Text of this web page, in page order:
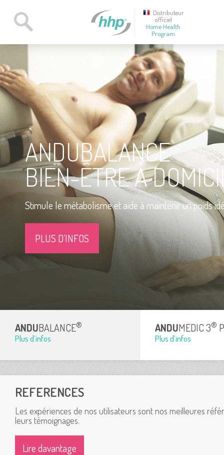
Distributeur
officiel
Home Health
Program
ANDUBALANCE
BIEN-ÊTRE À
Stimule le métabolisme et aide à maintenir un poids
PLUS D’INFOS
ANDUBALANCE®
Plus d’infos
ANDUMEDIC 3®
Plus d’infos
REFERENCES
Les expériences de nos utilisateurs sont nos meilleures
leurs témoignages.
Lire davantage